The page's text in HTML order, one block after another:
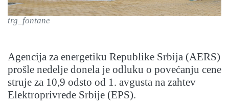
trg_fontane
Agencija za energetiku Republike Srbija (AERS)
prošle nedelje donela je odluku o povećanju cene
struje za 10,9 odsto od 1. avgusta na zahtev
Elektroprivrede Srbije (EPS).